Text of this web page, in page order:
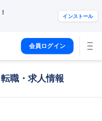
インストール
会員ログイン
職・求人情報